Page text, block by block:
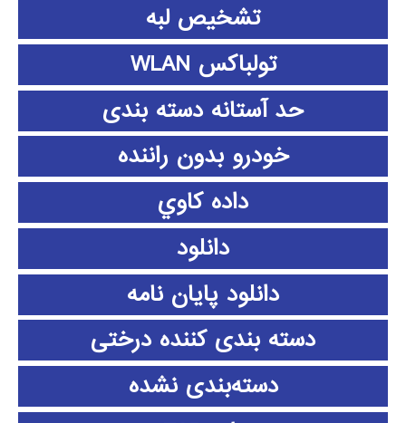
تشخیص لبه
تولباکس WLAN
حد آستانه دسته بندی
خودرو بدون راننده
داده كاوي
دانلود
دانلود پايان نامه
دسته بندی کننده درختی
دسته‌بندی نشده